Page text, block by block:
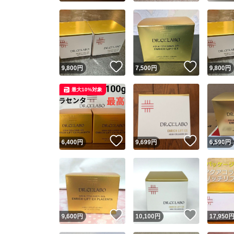
9,800円 いいね！
7,500円 いいね！
9,800円
6,400円 いいね！
最大10%対象
9,699円 いいね！
6,590円
9,600円 いいね！
10,100 円 いいね！
17,950円